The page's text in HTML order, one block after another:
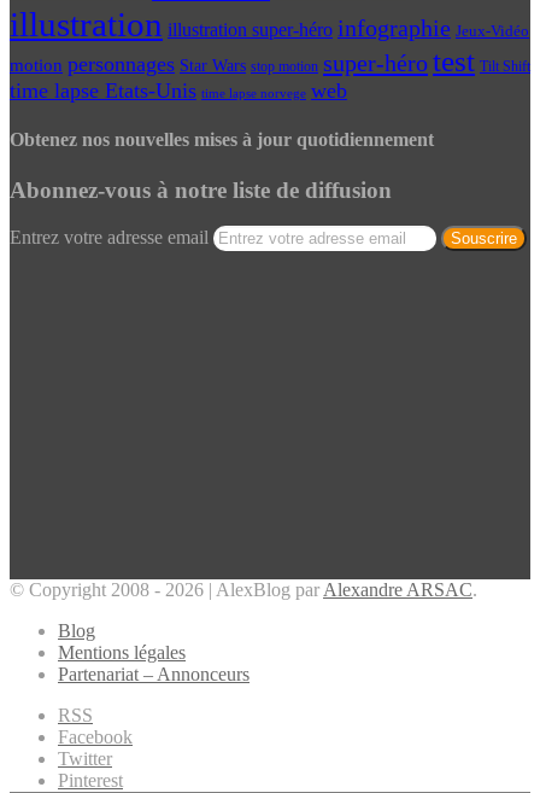
illustration illustration super-héro infographie Jeux-Vidéo
motion personnages Star Wars stop motion super-hérotest Tilt Shift
time lapse Etats-Unis time lapse norvege web
Obtenez nos nouvelles mises à jour quotidiennement
Abonnez-vous à notre liste de diffusion
Entrez votre adresse email
© Copyright 2008 - 2026 | AlexBlog par Alexandre ARSAC.
Blog
Mentions légales
Partenariat – Annonceurs
RSS
Facebook
Twitter
Pinterest